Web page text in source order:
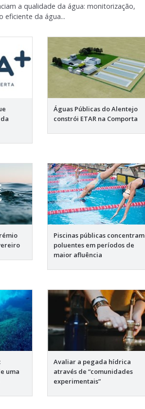
a qualidade da água: monitorização,
eficiente da água...
Águas Públicas do Alentejo
constrói ETAR na Comporta
Piscinas públicas concentram
poluentes em períodos de
maior afluência
uma
Avaliar a pegada hídrica
através de “comunidades
experimentais”